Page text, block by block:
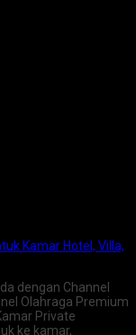
Kamar Hotel, Villa,
dengan Channel
Olahraga Premium
Private
ke kamar,